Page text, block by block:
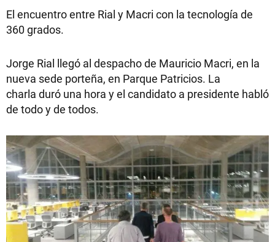
El encuentro entre Rial y Macri con la tecnología de
360 grados.
Jorge Rial llegó al despacho de Mauricio Macri, en la
nueva sede porteña, en Parque Patricios. La
charla duró una hora y el candidato a presidente habló
de todo y de todos.